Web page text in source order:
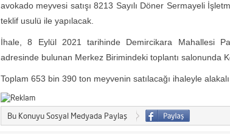
avokado meyvesi satışı 8213 Sayılı Döner Sermayeli
teklif usulü ile yapılacak.
İhale, 8 Eylül 2021 tarihinde Demircikara Mahallesi
adresinde bulunan Merkez Birimindeki toplantı salonunda
Toplam 653 bin 390 ton meyvenin satılacağı ihaleyle alakalı
Bu Konuyu Sosyal Medyada Paylaş